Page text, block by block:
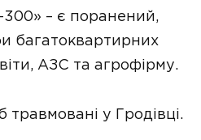
300» – є поранений,
багатоквартирних
АЗС та агрофірму.
травмовані у Гродівці.